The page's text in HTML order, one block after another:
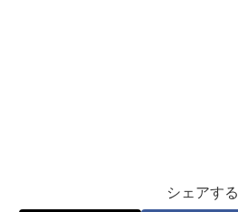
シェアする